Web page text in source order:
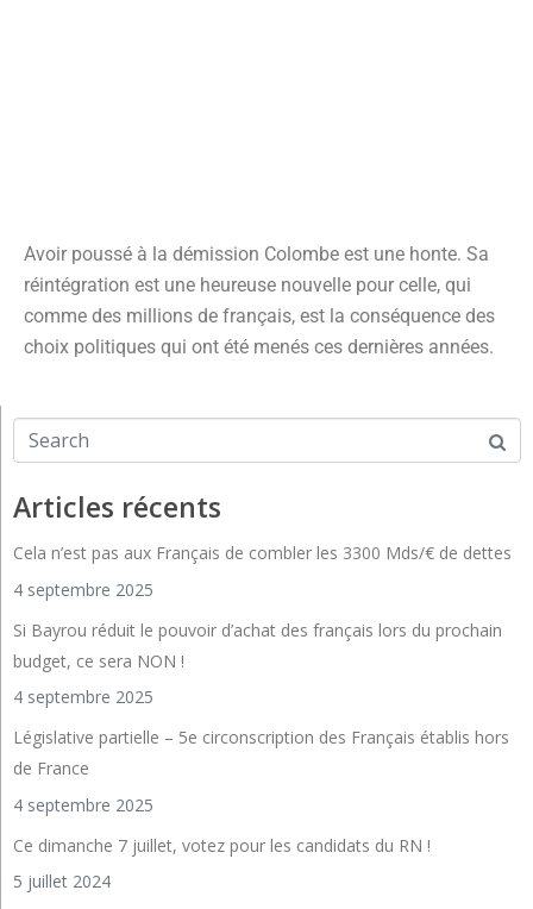
Avoir poussé à la démission Colombe est une honte. Sa
réintégration est une heureuse nouvelle pour celle, qui
comme des millions de français, est la conséquence des
choix politiques qui ont été menés ces dernières années.
Articles récents
Cela n’est pas aux Français de combler les 3300 Mds/€ de dettes
4 septembre 2025
Si Bayrou réduit le pouvoir d’achat des français lors du prochain
budget, ce sera NON !
4 septembre 2025
Législative partielle – 5e circonscription des Français établis hors
de France
4 septembre 2025
Ce dimanche 7 juillet, votez pour les candidats du RN !
5 juillet 2024